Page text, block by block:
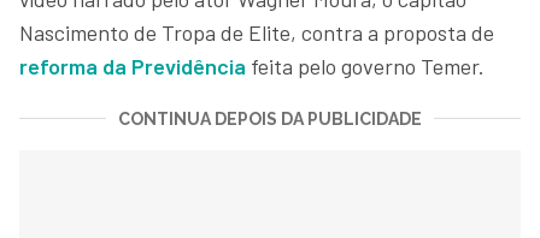
Nascimento de Tropa de Elite, contra a proposta de
reforma da Previdência feita pelo governo Temer.
CONTINUA DEPOIS DA PUBLICIDADE